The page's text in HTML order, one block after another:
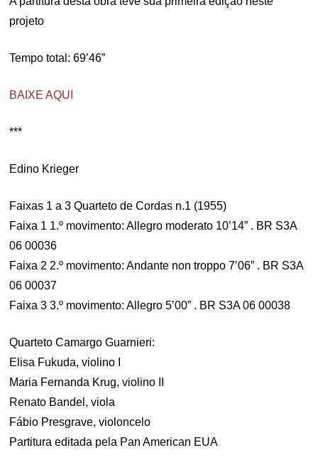
projeto
Tempo total: 69’46”
BAIXE AQUI
***
Edino Krieger
Faixas 1 a 3 Quarteto de Cordas n.1 (1955)
Faixa 1 1.º movimento: Allegro moderato 10’14” . BR S3A
06 00036
Faixa 2 2.º movimento: Andante non troppo 7’06” . BR S3A
06 00037
Faixa 3 3.º movimento: Allegro 5’00” . BR S3A 06 00038
Quarteto Camargo Guarnieri:
Elisa Fukuda, violino I
Maria Fernanda Krug, violino II
Renato Bandel, viola
Fábio Presgrave, violoncelo
Partitura editada pela Pan American EUA